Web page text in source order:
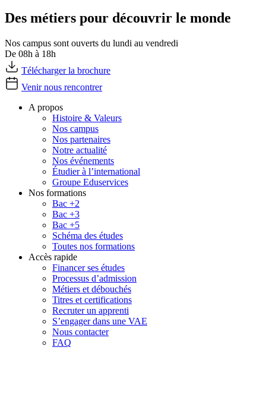
Des métiers pour découvrir le monde
Nos campus sont ouverts du lundi au vendredi
De 08h à 18h
Télécharger la brochure
Venir nous rencontrer
A propos
Histoire & Valeurs
Nos campus
Nos partenaires
Notre actualité
Nos événements
Étudier à l’international
Groupe Eduservices
Nos formations
Bac +2
Bac +3
Bac +5
Schéma des études
Toutes nos formations
Accès rapide
Financer ses études
Processus d’admission
Métiers et débouchés
Titres et certifications
Recruter un apprenti
S’engager dans une VAE
Nous contacter
FAQ